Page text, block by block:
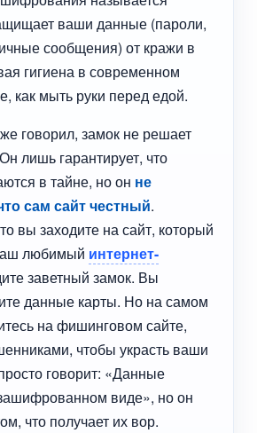
ваши данные (пароли,
сообщения) от кражи в
гигиена в современном
как мыть руки перед едой.
говорил, замок не решает
лишь гарантирует, что
в тайне, но он не
сам сайт честный.
вы заходите на сайт, который
любимый интернет-
заветный замок. Вы
данные карты. Но на самом
на фишинговом сайте,
чтобы украсть ваши
говорит: «Данные
виде», но он
что получает их вор.